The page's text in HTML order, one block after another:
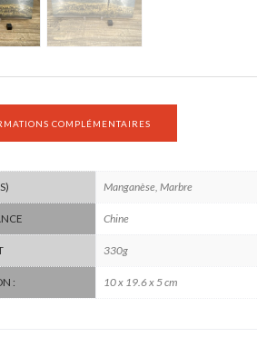
COMPLÉMENTAIRES
Manganèse, Marbre
Chine
330g
: 10 x 19.6 x 5 cm